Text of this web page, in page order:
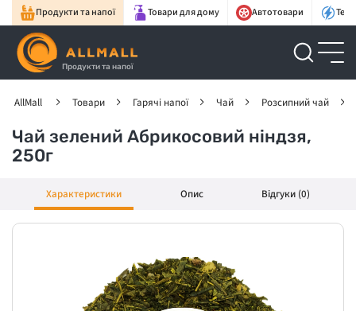
Продукти та напої Товари для дому Автотовари
Продукти та напої
AllMall Товари Гарячі напої Чай Розсипний чай
Чай зелений Абрикосовий ніндзя,
250г
Характеристики Опис Відгуки (0)